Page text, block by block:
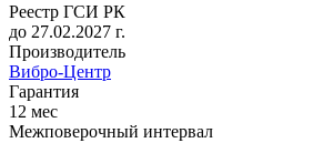
Реестр ГСИ РК
до 27.02.2027 г.
Производитель
Вибро-Центр
Гарантия
12 мес
Межповерочный интервал